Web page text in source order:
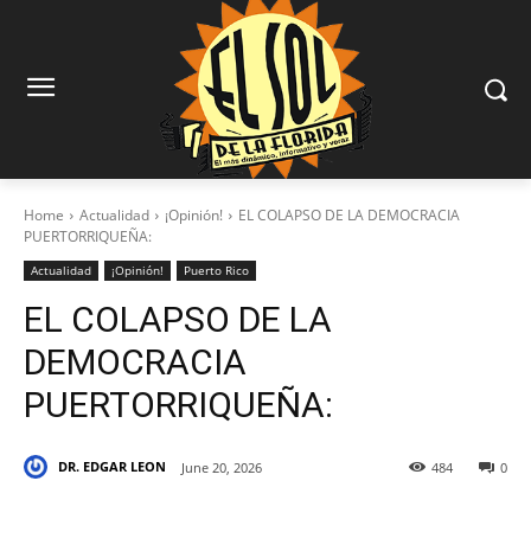
Home Actualidad ¡Opinión!
EL COLAPSO DE LA DEMOCRACIA
PUERTORRIQUEÑA:
Actualidad ¡Opinión! Puerto Rico
EL COLAPSO DE LA
DEMOCRACIA
PUERTORRIQUEÑA:
DR. EDGAR LEON June 20, 2026 0
484